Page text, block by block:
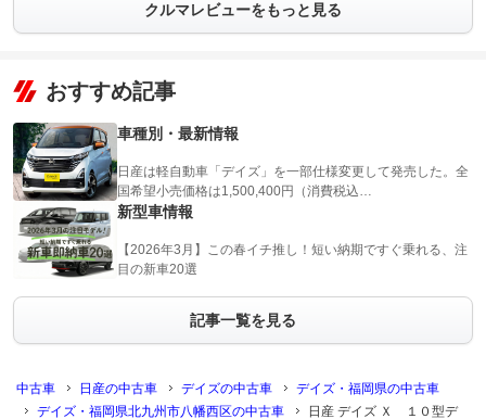
クルマレビューをもっと見る
おすすめ記事
車種別・最新情報
日産は軽自動車「デイズ」を一部仕様変更して発売した。全
国希望小売価格は1,500,400円（消費税込…
新型車情報
【2026年3月】この春イチ推し！短い納期ですぐ乗れる、注
目の新車20選
記事一覧を見る
中古車 日産の中古車 デイズの中古車
デイズ・福岡県の中古車
デイズ・福岡県北九州市八幡西区の中古車
日産 デイズ Ｘ １０型デ